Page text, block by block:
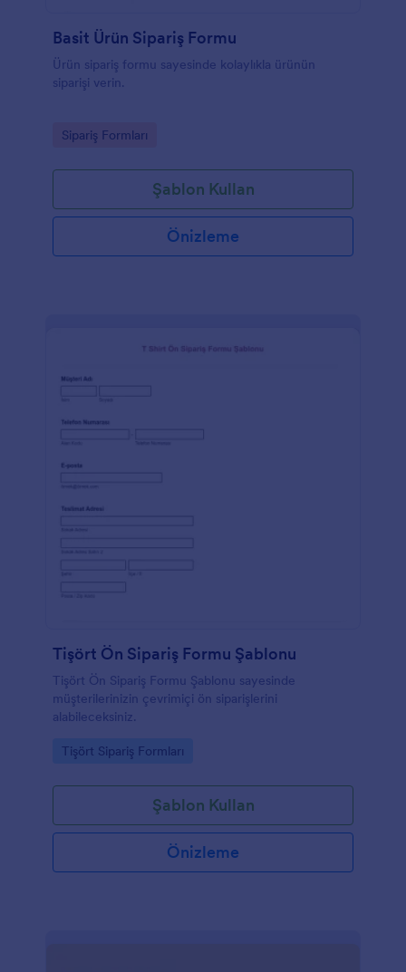
Basit Ürün Sipariş Formu
Ürün sipariş formu sayesinde kolaylıkla ürünün
siparişi verin.
Go to Category:
Sipariş Formları
Şablon Kullan
Önizleme
Tişört Ön Sipariş Formu Şablonu
Tişört Ön Sipariş Formu Şablonu sayesinde
müşterilerinizin çevrimiçi ön siparişlerini
alabileceksiniz.
Go to Category:
Tişört Sipariş Formları
Şablon Kullan
Önizleme